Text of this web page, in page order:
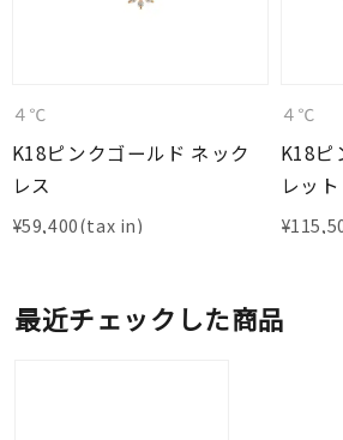
４℃
K18ピンクゴールド ネック
レス
¥59,400
４℃
K18ピ
レット
¥
最近チェックした商品